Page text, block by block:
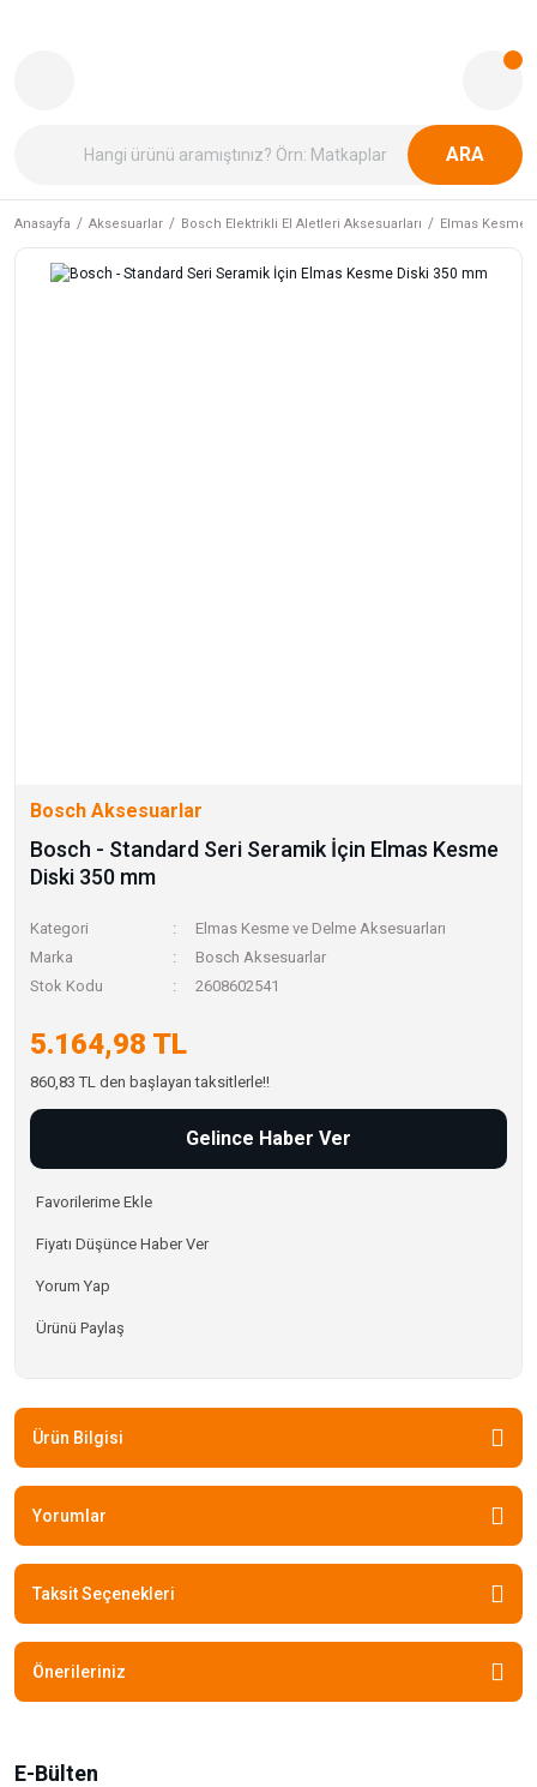
ARA
Anasayfa Aksesuarlar Bosch Elektrikli El Aletleri Aksesuarları Elmas Kesme
Bosch Aksesuarlar
Bosch - Standard Seri Seramik İçin Elmas Kesme
Diski 350 mm
Kategori
Elmas Kesme ve Delme Aksesuarları
Marka
Bosch Aksesuarlar
Stok Kodu
2608602541
5.164,98 TL
860,83 TL den başlayan taksitlerle!!
Gelince Haber Ver
Fiyatı Düşünce Haber Ver
Yorum Yap
Ürünü Paylaş
Ürün Bilgisi
Yorumlar
Taksit Seçenekleri
Önerileriniz
E-Bülten